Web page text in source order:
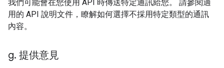
我們可能會在您使用 API 時傳送特定通訊給您。 請參閱適
用的 API 說明文件，瞭解如何選擇不採用特定類型的通訊
內容。
g. 提供意見